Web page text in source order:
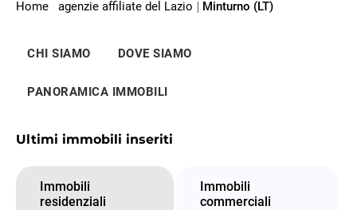
Home agenzie affiliate del Lazio Minturno (LT)
CHI SIAMO DOVE SIAMO
PANORAMICA IMMOBILI
Ultimi immobili inseriti
Immobili
residenziali
Immobili
commerciali